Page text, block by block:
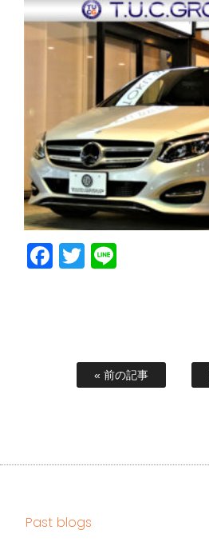
Facebook
Twitter
« 前の記事
Past blogs